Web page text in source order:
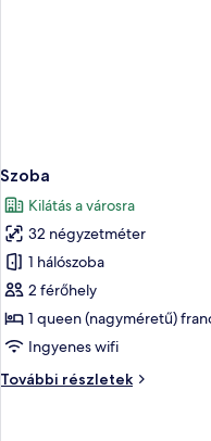
Szoba
Kilátás a városra
32 négyzetméter
1 hálószoba
2 férőhely
1 queen (nagyméretű)
Ingyenes wifi
További részletek
Szoba